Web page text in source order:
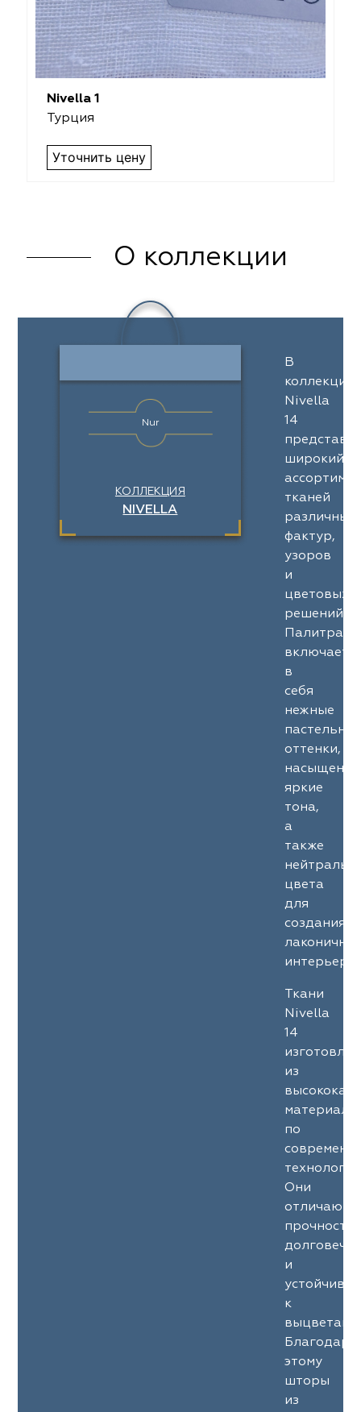
Nivella 1
Турция
Уточнить цену
О коллекции
Nur
КОЛЛЕКЦИЯ
NIVELLA
В
коллекции
Nivella
14
широкий
тканей
различных
фактур,
узоров
и
цветовых
решений.
Палитра
включает
в
себя
нежные
оттенки,
яркие
тона,
а
также
цвета
для
создания
Ткани
Nivella
14
из
по
Они
и
к
Благодаря
этому
шторы
из